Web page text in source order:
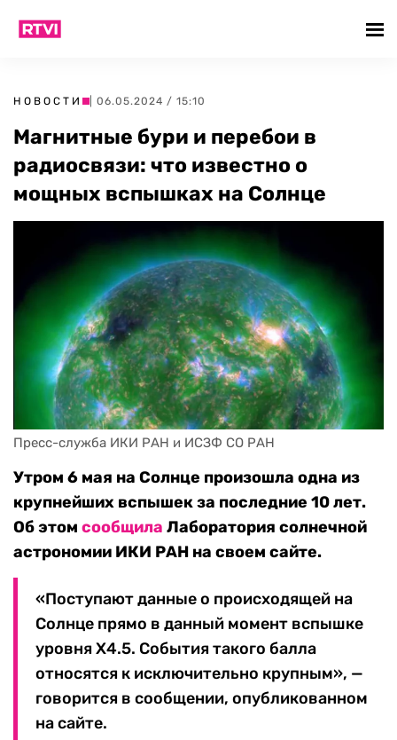
НОВОСТИ | 06.05.2024 / 15:10
Магнитные бури и перебои в
радиосвязи: что известно о
мощных вспышках на Солнце
Пресс-служба ИКИ РАН и ИСЗФ СО РАН
Утром 6 мая на Солнце произошла одна из
крупнейших вспышек за последние 10 лет.
Об этом сообщила Лаборатория солнечной
астрономии ИКИ РАН на своем сайте.
«Поступают данные о происходящей на
Солнце прямо в данный момент вспышке
уровня X4.5. События такого балла
относятся к исключительно крупным», —
говорится в сообщении, опубликованном
на сайте.